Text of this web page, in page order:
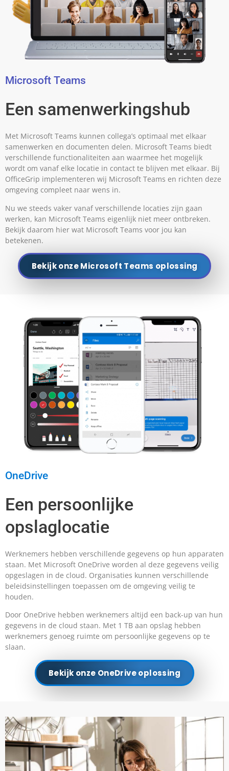
Microsoft Teams
Een samenwerkingshub
Met Microsoft Teams kunnen collega’s optimaal met elkaar
samenwerken en documenten delen. Microsoft Teams biedt
verschillende functionaliteiten aan waarmee het mogelijk
wordt om vanaf elke locatie in contact te blijven met elkaar. Bij
OfficeGrip implementeren wij Microsoft Teams en richten deze
omgeving compleet naar wens in.
Nu we steeds vaker vanaf verschillende locaties zijn gaan
werken, kan Microsoft Teams eigenlijk niet meer ontbreken.
Bekijk daarom hier wat Microsoft Teams voor jou kan
betekenen.
Bekijk onze Microsoft Teams oplossing
OneDrive
Een persoonlijke
opslaglocatie
Werknemers hebben verschillende gegevens op hun apparaten
staan. Met Microsoft OneDrive worden al deze gegevens veilig
opgeslagen in de cloud. Organisaties kunnen verschillende
beleidsinstellingen toepassen om de omgeving veilig te
houden.
Door OneDrive hebben werknemers altijd een back-up van hun
gegevens in de cloud staan. Met 1 TB aan opslag hebben
werknemers genoeg ruimte om persoonlijke gegevens op te
slaan.
Bekijk onze OneDrive oplossing